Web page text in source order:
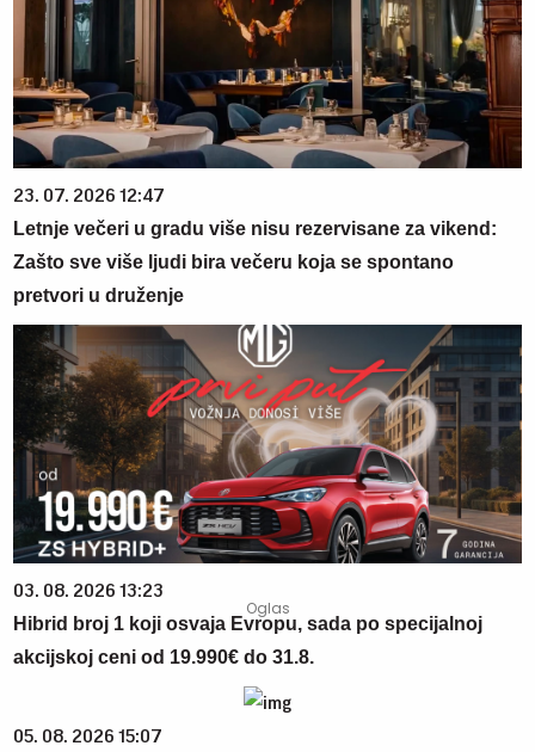
23. 07. 2026 12:47
Letnje večeri u gradu više nisu rezervisane za vikend:
Zašto sve više ljudi bira večeru koja se spontano
pretvori u druženje
03. 08. 2026 13:23
Hibrid broj 1 koji osvaja Evropu, sada po specijalnoj
akcijskoj ceni od 19.990€ do 31.8.
05. 08. 2026 15:07